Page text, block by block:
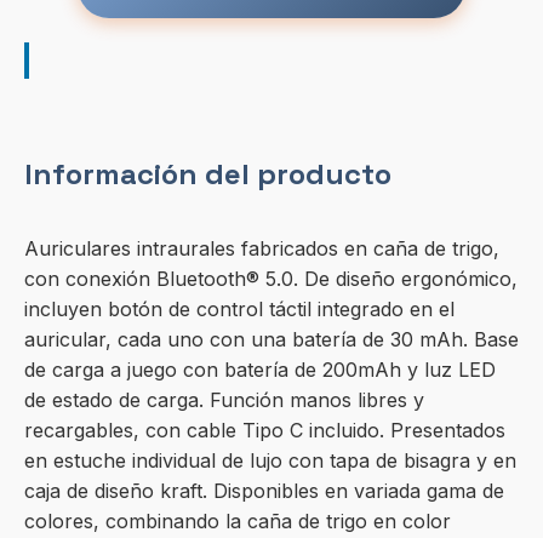
Información del producto
Auriculares intraurales fabricados en caña de trigo,
con conexión Bluetooth® 5.0. De diseño ergonómico,
incluyen botón de control táctil integrado en el
auricular, cada uno con una batería de 30 mAh. Base
de carga a juego con batería de 200mAh y luz LED
de estado de carga. Función manos libres y
recargables, con cable Tipo C incluido. Presentados
en estuche individual de lujo con tapa de bisagra y en
caja de diseño kraft. Disponibles en variada gama de
colores, combinando la caña de trigo en color